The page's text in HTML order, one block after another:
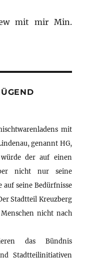
mit mir Min.
mit
genannt HG,
der auf einen
nicht nur seine
seine Bedürfnisse
Stadtteil Kreuzberg
nicht nach
das Bündnis
Stadtteilinitiativen